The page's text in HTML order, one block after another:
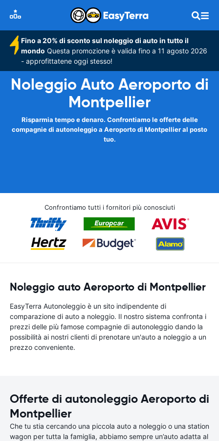
Fino a 20% di sconto sul noleggio di auto in tutto il
mondo Questa promozione è valida fino a 11 agosto 2026
- approfittatene oggi stesso!
Noleggio Auto Aeroporto di
Montpellier
Risparmia tempo e denaro. Confrontiamo le offerte delle
compagnie di autonoleggio a Aeroporto di Montpellier al posto
tuo.
Confrontiamo tutti i fornitori più conosciuti
Noleggio auto Aeroporto di Montpellier
EasyTerra Autonoleggio è un sito indipendente di
comparazione di auto a noleggio. Il nostro sistema confronta i
prezzi delle più famose compagnie di autonoleggio dando la
possibilità ai nostri clienti di prenotare un'auto a noleggio a un
prezzo conveniente.
Offerte di autonoleggio Aeroporto di
Montpellier
Che tu stia cercando una piccola auto a noleggio o una station
wagon per tutta la famiglia, abbiamo sempre un’auto adatta al